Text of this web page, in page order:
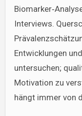
Interviews.
Entwicklungen
untersuchen;
Motivation zu
hängt immer von